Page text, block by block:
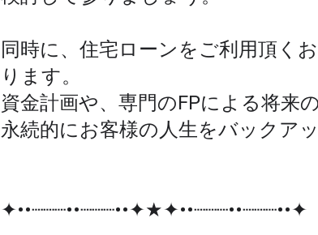
同時に、住宅ローンをご利用頂く
ります。
資金計画や、専門のFPによる将来
永続的にお客様の人生をバックア
✦••┈┈┈••┈┈┈••✦★✦••┈┈┈••┈┈┈••✦